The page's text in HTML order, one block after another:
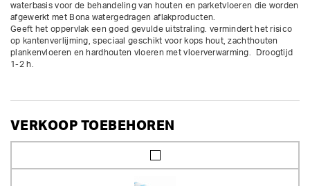
waterbasis voor de behandeling van houten en parketvloeren die worden
afgewerkt met Bona watergedragen aflakproducten.
Geeft het oppervlak een goed gevulde uitstraling. vermindert het risico
op kantenverlijming, speciaal geschikt voor kops hout, zachthouten
plankenvloeren en hardhouten vloeren met vloerverwarming.  Droogtijd
1-2 h.
VERKOOP TOEBEHOREN